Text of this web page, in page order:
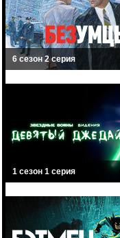
6 сезон 2 серия
1 сезон 1 серия